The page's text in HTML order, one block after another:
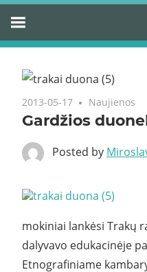
2013-05-17 Naujienos
Gardžios
Posted by
mokiniai lankėsi Trakų
dalyvavo edukacinėje
Etnografiniame